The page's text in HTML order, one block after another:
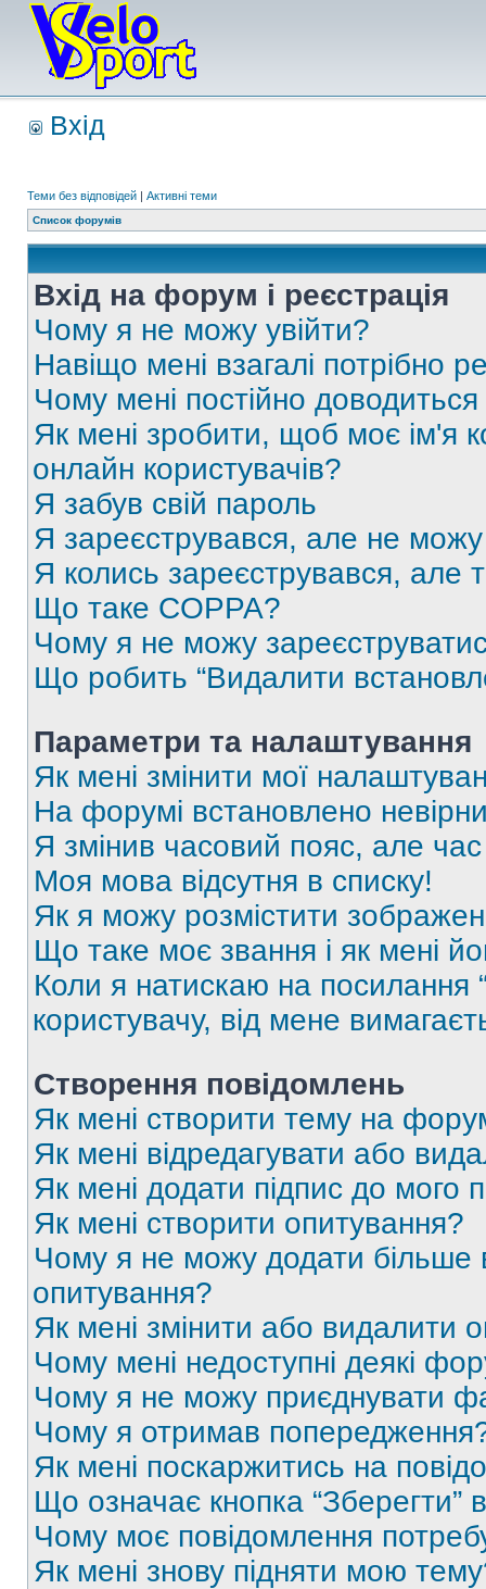
Вхід
Теми без відповідей | Активні теми
Список форумів
Вхід на форум і реєстрація
Чому я не можу увійти?
Навіщо мені взагалі потрібно
Чому мені постійно
Як мені зробити, щоб моє ім'я
онлайн користувачів?
Я забув свій пароль
Я зареєструвався, але не
Я колись зареєструвався,
Що таке COPPA?
Чому я не можу
Що робить “Видалити
Параметри та налаштування
Як мені змінити мої
На форумі встановлено
Я змінив часовий пояс, але
Моя мова відсутня в списку!
Як я можу розмістити
Що таке моє звання і як мені
Коли я натискаю на посилання
користувачу, від мене
Створення повідомлень
Як мені створити тему на
Як мені відредагувати або
Як мені додати підпис до мого
Як мені створити опитування?
Чому я не можу додати більше
опитування?
Як мені змінити або видалити
Чому мені недоступні деякі
Чому я не можу приєднувати
Чому я отримав
Як мені поскаржитись на
Що означає кнопка
Чому моє повідомлення
Як мені знову підняти мою